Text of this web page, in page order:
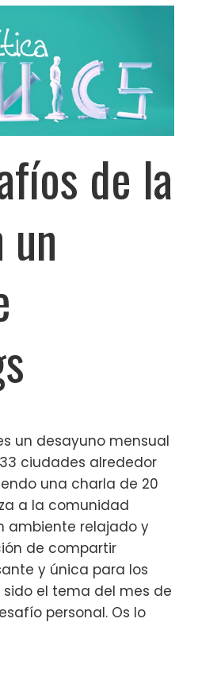
de la
un desayuno mensual
ciudades alrededor
una charla de 20
a la comunidad
ambiente relajado y
de compartir
y única para los
sido el tema del mes de
personal. Os lo